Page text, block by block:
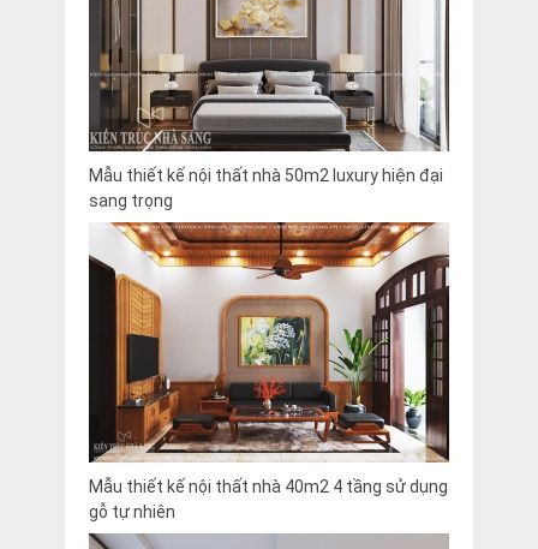
Mẫu thiết kế nội thất nhà 50m2 luxury hiện đại
sang trọng
Mẫu thiết kế nội thất nhà 40m2 4 tầng sử dụng
gỗ tự nhiên